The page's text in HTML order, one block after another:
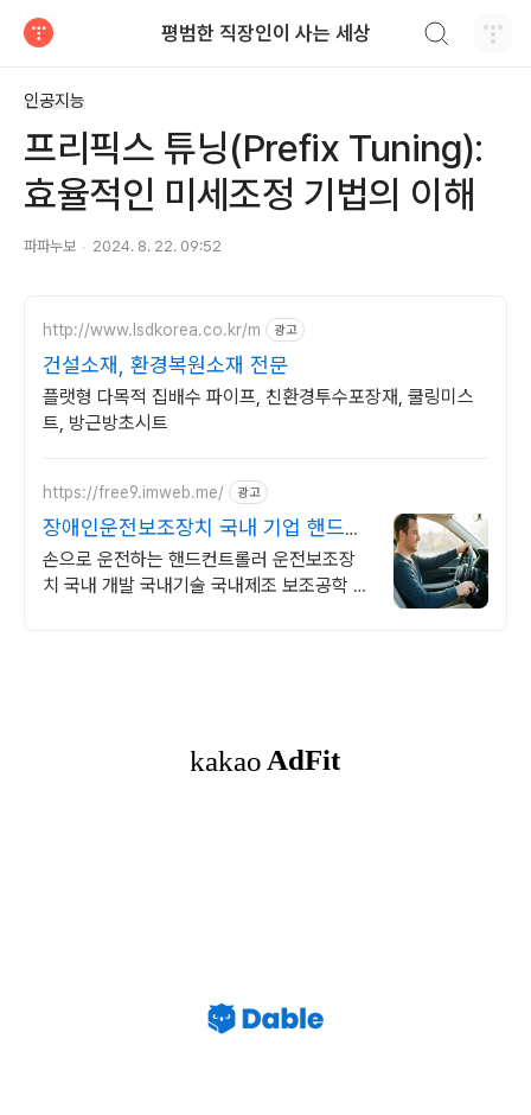
평범한 직장인이 사는 세상
인공지능
프리픽스 튜닝(Prefix Tuning):
효율적인 미세조정 기법의 이해
파파누보 2024. 8. 22. 09:52
http://www.lsdkorea.co.kr/m 광고
건설소재, 환경복원소재 전문
플랫형 다목적 집배수 파이프, 친환경투수포장재, 쿨링미스
트, 방근방초시트
https://free9.imweb.me/ 광고
장애인운전보조장치 국내 기업 핸드컨
트롤러는 프리7
손으로 운전하는 핸드컨트롤러 운전보조장
치 국내 개발 국내기술 국내제조 보조공학 비